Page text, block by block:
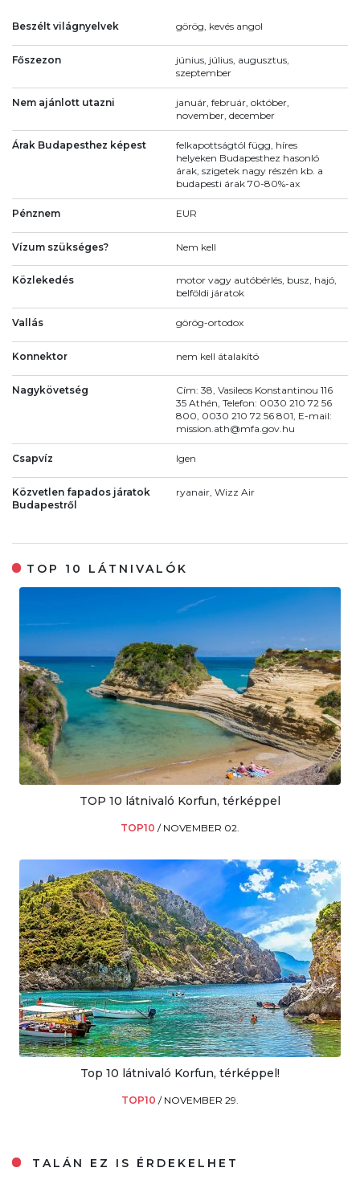
Beszélt világnyelvek görög, kevés angol
Főszezon
június, július, augusztus,
szeptember
Nem ajánlott utazni
január, február, október,
november, december
Árak Budapesthez képest
felkapottságtól függ, híres
helyeken Budapesthez hasonló
árak, szigetek nagy részén kb. a
budapesti árak 70-80%-ax
Pénznem EUR
Vízum szükséges? Nem kell
Közlekedés
motor vagy autóbérlés, busz, hajó,
belföldi járatok
Vallás görög-ortodox
Konnektor nem kell átalakító
Nagykövetség
Cím: 38, Vasileos Konstantinou 116
35 Athén, Telefon: 0030 210 72 56
800, 0030 210 72 56 801, E-mail:
mission.ath@mfa.gov.hu
Csapvíz Igen
Közvetlen fapados járatok
Budapestről
ryanair, Wizz Air
TOP 10 LÁTNIVALÓK
TOP 10 látnivaló Korfun, térképpel
TOP10 / NOVEMBER 02.
Top 10 látnivaló Korfun, térképpel!
TOP10 / NOVEMBER 29.
TALÁN EZ IS ÉRDEKELHET